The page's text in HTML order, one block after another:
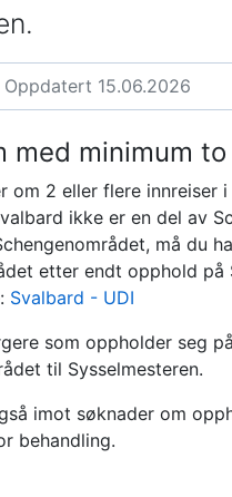
15.06.2026
med minimum
om 2 eller flere innreiser
ikke er en del av
må du
etter endt opphold
Svalbard - UDI
som oppholder seg
til Sysselmesteren.
imot søknader om
behandling.